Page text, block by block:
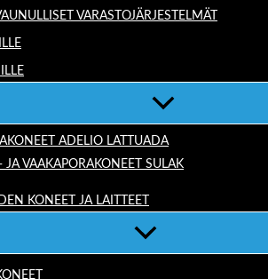
VARASTOJÄRJESTELMÄT
ADELIO LATTUADA
JA VAAKAPORAKONEET SULAK
KONEET JA LAITTEET